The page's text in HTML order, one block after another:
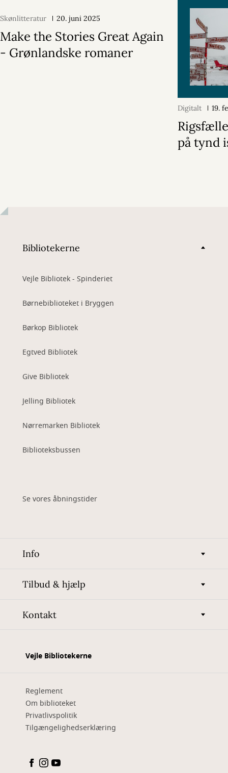
Skønlitteratur 20. juni 2025
Make the Stories Great Again
- Grønlandske romaner
Digitalt 19.
på tynd
Bibliotekerne
Vejle Bibliotek - Spinderiet
Børnebiblioteket i Bryggen
Børkop Bibliotek
Egtved Bibliotek
Give Bibliotek
Jelling Bibliotek
Nørremarken Bibliotek
Biblioteksbussen
Se vores åbningstider
Info
Tilbud & hjælp
Kontakt
Vejle Bibliotekerne
Reglement
Om biblioteket
Privatlivspolitik
Tilgængelighedserklæring